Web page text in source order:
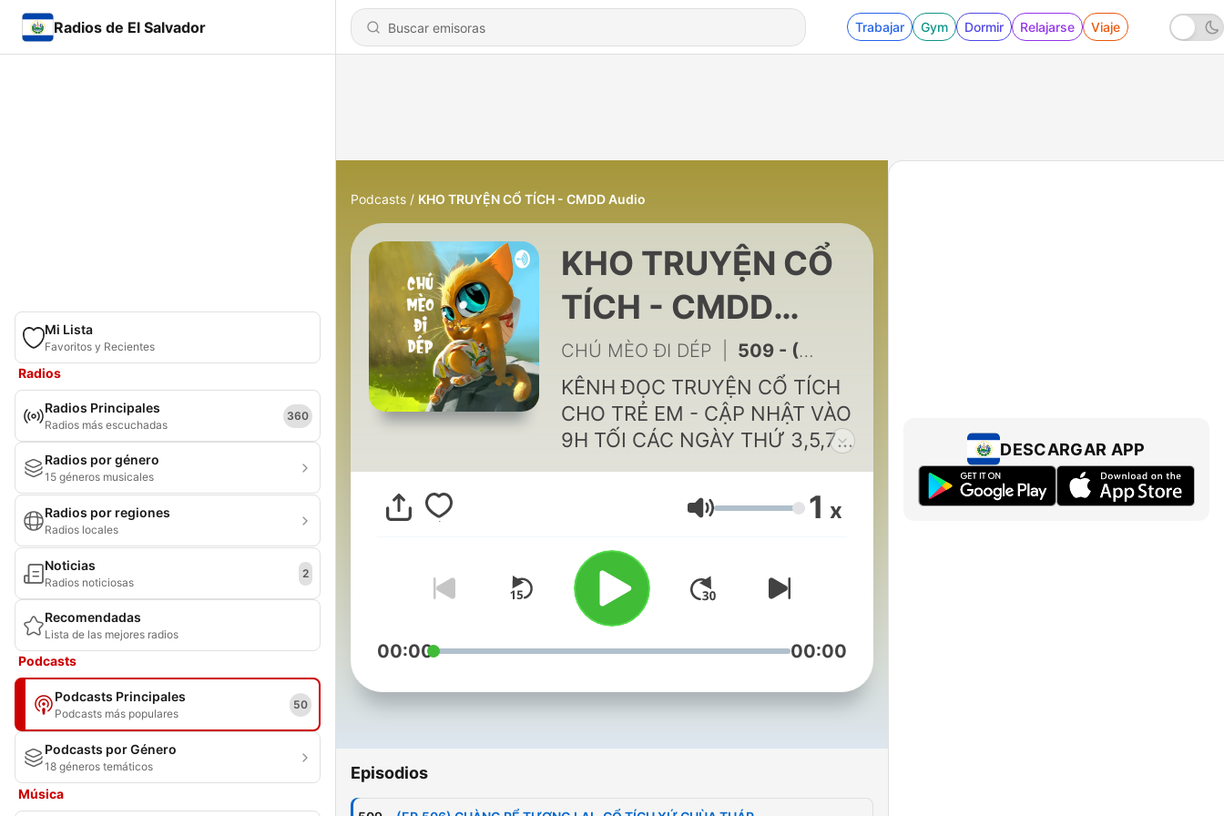
Radios de El Salvador Trabajar Gym Dormir Relajarse Viaje
Mi Lista
Favoritos y Recientes
Radios
Radios Principales
Radios más escuchadas
360
Radios por género
15 géneros musicales
Radios por regiones
Radios locales
Noticias
Radios noticiosas
2
Recomendadas
Lista de las mejores radios
Podcasts
Podcasts Principales
Podcasts más populares
50
Podcasts por Género
18 géneros temáticos
Música
Podcasts KHO TRUYỆN CỔ TÍCH - CMDD Audio
KHO TRUYỆN CỔ
TÍCH - CMDD
Audio
CHÚ MÈO ĐI DÉP 509 - (EP.506) CHÀNG RỂ TƯƠNG LAI- CỔ TÍCH XỨ CHÙA THÁP
KÊNH ĐỌC TRUYỆN CỔ TÍCH
CHO TRẺ EM - CẬP NHẬT VÀO
9H TỐI CÁC NGÀY THỨ 3,5,7
VÀ CHỦ NHẬT Truy cập
fanpage của chương trình tại
https://bit.ly/2XxVIXa
Volumen 1 x
00:00 00:00
Episodios
DESCARGAR APP